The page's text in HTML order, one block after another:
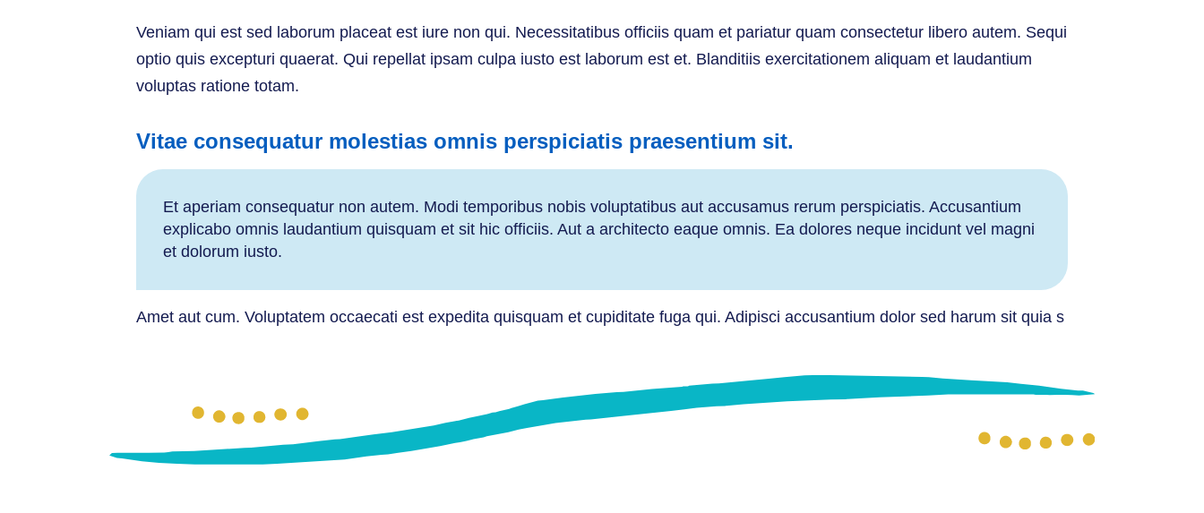
Veniam qui est sed laborum placeat est iure non qui. Necessitatibus officiis quam et pariatur quam consectetur libero autem. Sequi
optio quis excepturi quaerat. Qui repellat ipsam culpa iusto est laborum est et. Blanditiis exercitationem aliquam et laudantium
voluptas ratione totam.
Vitae consequatur molestias omnis perspiciatis praesentium sit.
Et aperiam consequatur non autem. Modi temporibus nobis voluptatibus aut accusamus rerum perspiciatis. Accusantium
explicabo omnis laudantium quisquam et sit hic officiis. Aut a architecto eaque omnis. Ea dolores neque incidunt vel magni
et dolorum iusto.
Amet aut cum. Voluptatem occaecati est expedita quisquam et cupiditate fuga qui. Adipisci accusantium dolor sed harum sit quia s